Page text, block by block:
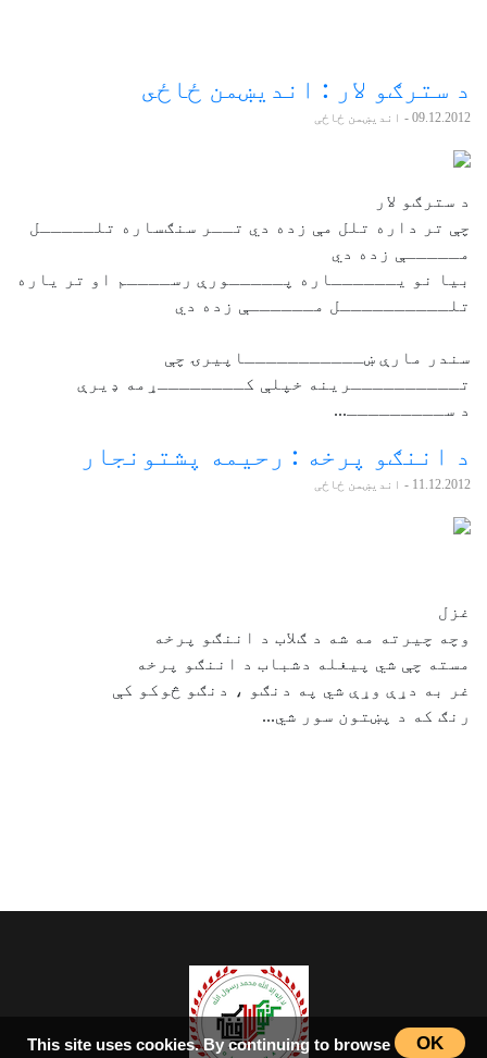
د سترګو لار : انديښمن ځاځى
09.12.2012 - اندیښمن ځاځی
د سترګو لار
چې تر داره تلل مې زده دي تــر سنګساره تلـــــل
مـــــې زده دي
بيا نو يــــــاره پـــــورې رســــم او تر ياره
تلــــــــــل مــــــې زده دي
سندر مارې ښـــــــــــاپيرۍ چې
تــــــــــرينه خپلې کــــــــړمه ډيرې
د ســـــــــ...
د اننګو پرخه : رحيمه پشتونجار
11.12.2012 - اندیښمن ځاځی
غزل
وچه چیرته مه شه د ګلاب د اننګو پرخه
مسته چې شي پیغله دشباب د اننګو پرخه
غر به دړې وړې شي په دنګو ، دنګو څوکو کې
رنګ که د پښتون سور شي...
OK
This site uses cookies. By continuing to browse